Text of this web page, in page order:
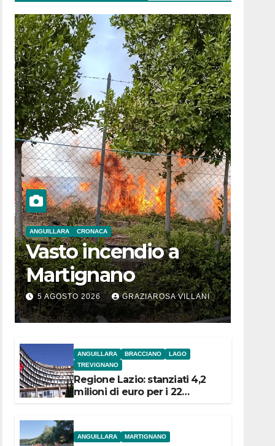
ANGUILLARA CRONACA
Vasto incendio a
Martignano
5 AGOSTO 2026 GRAZIAROSA VILLANI
ANGUILLARA BRACCIANO
LAGO
TREVIGNANO
Regione Lazio: stanziati 4,2
milioni di euro per i 22
ANGUILLARA MARTIGNANO